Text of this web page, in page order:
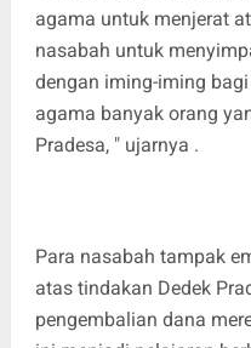
agama untuk menjerat
nasabah untuk
dengan iming-iming
agama banyak orang
Pradesa, " ujarnya .
Para nasabah tampak
atas tindakan Dedek
pengembalian dana